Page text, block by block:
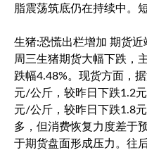
脂震荡筑底仍在持续中。
生猪:恐慌出栏增加 期货近
周三生猪期货大幅下跌，
跌幅4.48%。现货方面，
元/公斤，较昨日下跌1.2
元/公斤，较昨日下跌1.8
多，但消费恢复力度差于
于期货盘面形成压力。往